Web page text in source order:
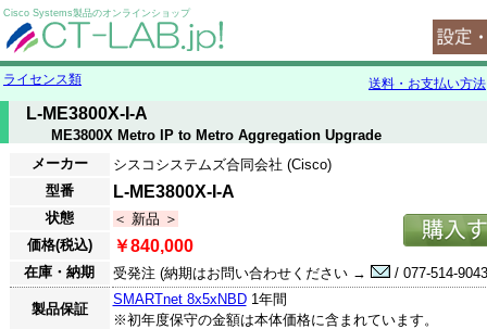
Cisco Systems製品のオンラインショップ
ライセンス類 送料・お支払い方法
L-ME3800X-I-A
ME3800X Metro IP to Metro Aggregation Upgrade
メーカー
シスコシステムズ合同会社 (Cisco)
型番
L-ME3800X-I-A
状態
＜ 新品 ＞
価格(税込)
￥840,000
在庫・納期 受発注 (納期はお問い合わせください → / 077-514-
製品保証
SMARTnet 8x5xNBD1年間
※初年度保守の金額は本体価格に含まれています。